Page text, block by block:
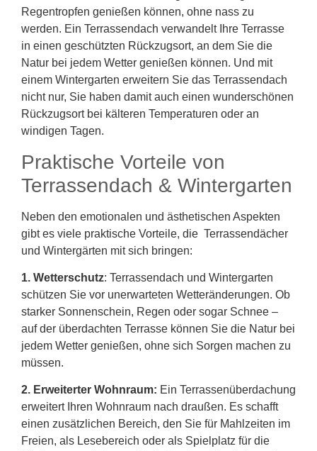
Regentropfen genießen können, ohne nass zu
werden. Ein Terrassendach verwandelt Ihre Terrasse
in einen geschützten Rückzugsort, an dem Sie die
Natur bei jedem Wetter genießen können. Und mit
einem Wintergarten erweitern Sie das Terrassendach
nicht nur, Sie haben damit auch einen wunderschönen
Rückzugsort bei kälteren Temperaturen oder an
windigen Tagen.
Praktische Vorteile von
Terrassendach & Wintergarten
Neben den emotionalen und ästhetischen Aspekten
gibt es viele praktische Vorteile, die Terrassendächer
und Wintergärten mit sich bringen:
1. Wetterschutz: Terrassendach und Wintergarten
schützen Sie vor unerwarteten Wetteränderungen. Ob
starker Sonnenschein, Regen oder sogar Schnee –
auf der überdachten Terrasse können Sie die Natur bei
jedem Wetter genießen, ohne sich Sorgen machen zu
müssen.
2. Erweiterter Wohnraum: Ein Terrassenüberdachung
erweitert Ihren Wohnraum nach draußen. Es schafft
einen zusätzlichen Bereich, den Sie für Mahlzeiten im
Freien, als Lesebereich oder als Spielplatz für die